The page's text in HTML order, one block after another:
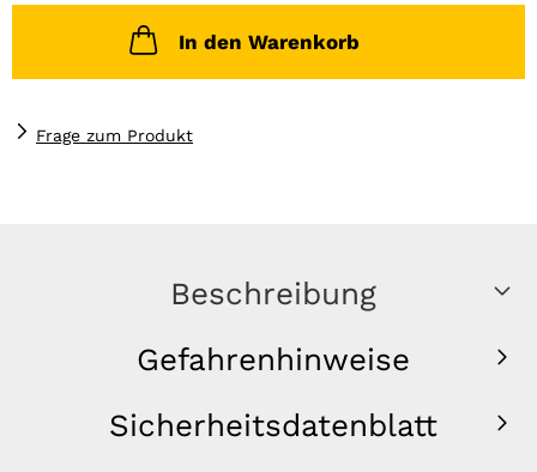
In den Warenkorb
Frage zum Produkt
Beschreibung
Gefahrenhinweise
Sicherheitsdatenblatt